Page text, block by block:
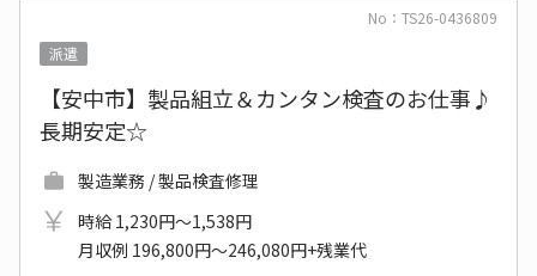
No：TS26-0436809
派遣
【安中市】製品組立＆カンタン検査のお仕事♪
長期安定☆
製造業務 / 製品検査修理
時給 1,230円～1,538円
月収例 196,800円～246,080円+残業代